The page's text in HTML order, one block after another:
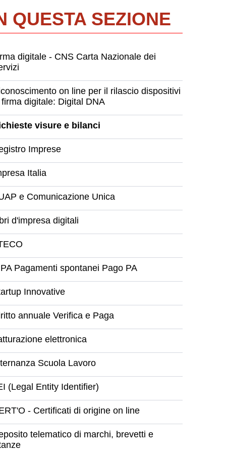
QUESTA SEZIONE
digitale - CNS Carta Nazionale dei
on line per il rilascio dispositivi
digitale: Digital DNA
visure e bilanci
Imprese
Italia
e Comunicazione Unica
d'impresa digitali
Pagamenti spontanei Pago PA
Innovative
annuale Verifica e Paga
elettronica
Scuola Lavoro
(Legal Entity Identifier)
- Certificati di origine on line
telematico di marchi, brevetti e